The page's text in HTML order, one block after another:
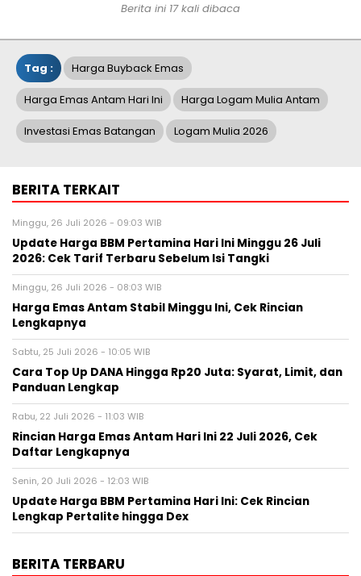
Berita ini 17 kali dibaca
Tag : Harga Buyback Emas
Harga Emas Antam Hari Ini Harga Logam Mulia Antam
Investasi Emas Batangan Logam Mulia 2026
BERITA TERKAIT
Minggu, 26 Juli 2026 - 09:03 WIB
Update Harga BBM Pertamina Hari Ini Minggu 26 Juli
2026: Cek Tarif Terbaru Sebelum Isi Tangki
Minggu, 26 Juli 2026 - 08:03 WIB
Harga Emas Antam Stabil Minggu Ini, Cek Rincian
Lengkapnya
Sabtu, 25 Juli 2026 - 10:05 WIB
Cara Top Up DANA Hingga Rp20 Juta: Syarat, Limit, dan
Panduan Lengkap
Rabu, 22 Juli 2026 - 11:03 WIB
Rincian Harga Emas Antam Hari Ini 22 Juli 2026, Cek
Daftar Lengkapnya
Senin, 20 Juli 2026 - 12:03 WIB
Update Harga BBM Pertamina Hari Ini: Cek Rincian
Lengkap Pertalite hingga Dex
BERITA TERBARU